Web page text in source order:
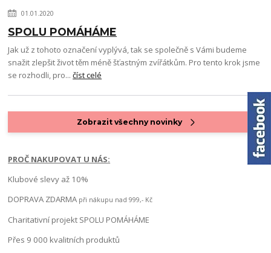
01.01.2020
SPOLU POMÁHÁME
Jak už z tohoto označení vyplývá, tak se společně s Vámi budeme
snažit zlepšit život těm méně šťastným zvířátkům. Pro tento krok jsme
se rozhodli, pro...číst celé
Zobrazit všechny novinky
PROČ NAKUPOVAT U NÁS:
Klubové slevy až 10%
DOPRAVA ZDARMA při nákupu nad 999,- Kč
Charitativní projekt SPOLU POMÁHÁME
Přes 9 000 kvalitních produktů